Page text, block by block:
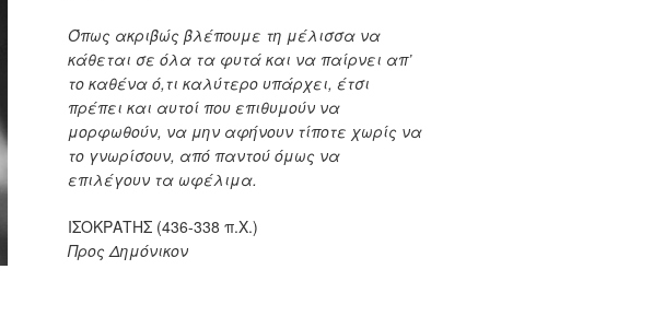
Όπως ακριβώς βλέπουμε τη μέλισσα να
κάθεται σε όλα τα φυτά και να παίρνει απ’
το καθένα ό,τι καλύτερο υπάρχει, έτσι
πρέπει και αυτοί που επιθυμούν να
μορφωθούν, να μην αφήνουν τίποτε χωρίς να
το γνωρίσουν, από παντού όμως να
επιλέγουν τα ωφέλιμα.
ΙΣΟΚΡΑΤΗΣ (436-338 π.Χ.)
Προς Δημόνικον